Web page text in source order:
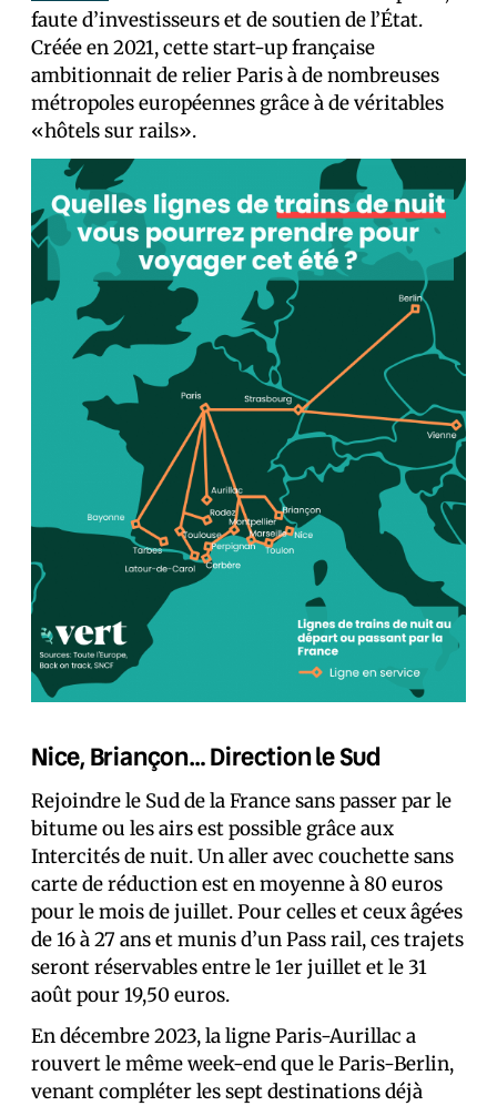
faute d’investisseurs et de soutien de l’État.
Créée en 2021, cette start-up française
ambitionnait de relier Paris à de nombreuses
métropoles européennes grâce à de véritables
«hôtels sur rails».
Nice, Briançon… Direction le Sud
Rejoindre le Sud de la France sans passer par le
bitume ou les airs est possible grâce aux
Intercités de nuit. Un aller avec couchette sans
carte de réduction est en moyenne à 80 euros
pour le mois de juillet. Pour celles et ceux âgé·es
de 16 à 27 ans et munis d’un Pass rail, ces trajets
seront réservables entre le 1er juillet et le 31
août pour 19,50 euros.
En décembre 2023, la ligne Paris-Aurillac a
rouvert le même week-end que le Paris-Berlin,
venant compléter les sept destinations déjà